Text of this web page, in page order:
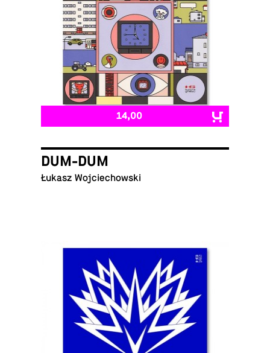
14,00
DUM-DUM
Łukasz Wojciechowski